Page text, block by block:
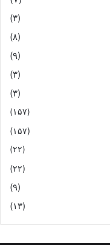
(۳)
(۸)
(۹)
(۳)
(۳)
(۱۵۷)
(۱۵۷)
(۲۲)
(۲۲)
(۹)
(۱۳)